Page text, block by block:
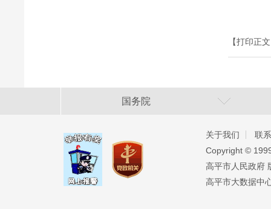
【打印正
国务院
关于我们
联
Copyright ©️
高平市人民政府
高平市大数据